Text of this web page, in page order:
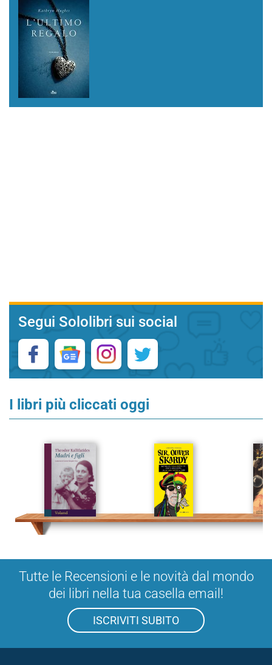
Segui Sololibri sui social
I libri più cliccati oggi
Tutte le Recensioni e le novità dal mondo
dei libri nella tua casella email!
ISCRIVITI SUBITO